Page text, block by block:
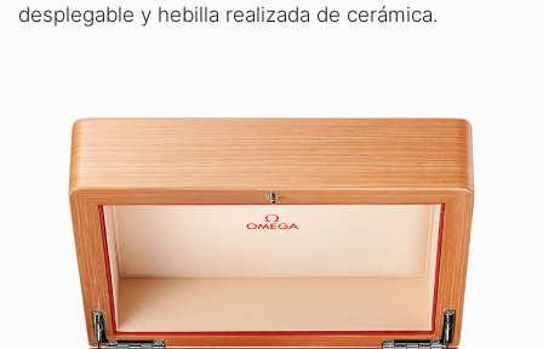
desplegable y hebilla realizada de cerámica.